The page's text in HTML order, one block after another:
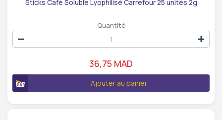
Sticks Café Soluble Lyophilisé Carrefour 25 unités 2g
Quantité
36,75 MAD
Ajouter au panier